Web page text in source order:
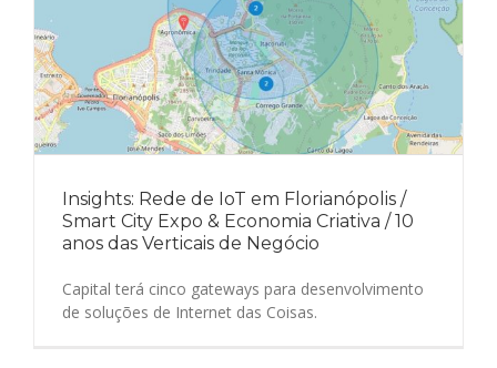
Insights: Rede de IoT em Florianópolis /
Smart City Expo & Economia Criativa / 10
anos das Verticais de Negócio
Capital terá cinco gateways para desenvolvimento
de soluções de Internet das Coisas.